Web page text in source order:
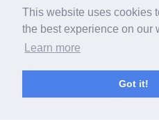
This website uses cookies
the best experience on our
Learn more
Got it!
De geldende Covid-
worden